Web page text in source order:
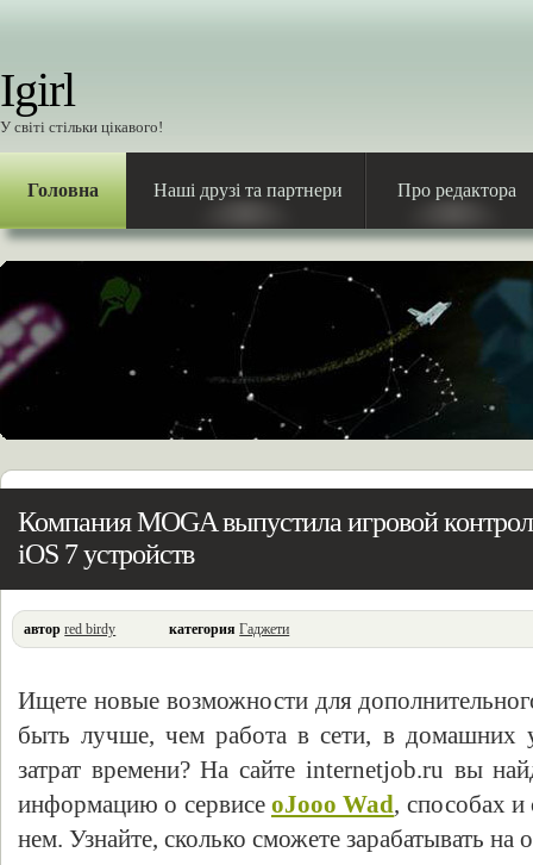
Igirl
У світі стільки цікавого!
Головна Наші друзі та партнери Про редактора
Компания MOGA выпустила игровой
iOS 7 устройств
автор red birdy категория Гаджети
Ищете новые возможности для
быть лучше, чем работа в сети, в домашних
затрат времени? На сайте internetjob.ru вы
информацию о сервисе oJooo Wad, способах и
нем. Узнайте, сколько сможете зарабатывать